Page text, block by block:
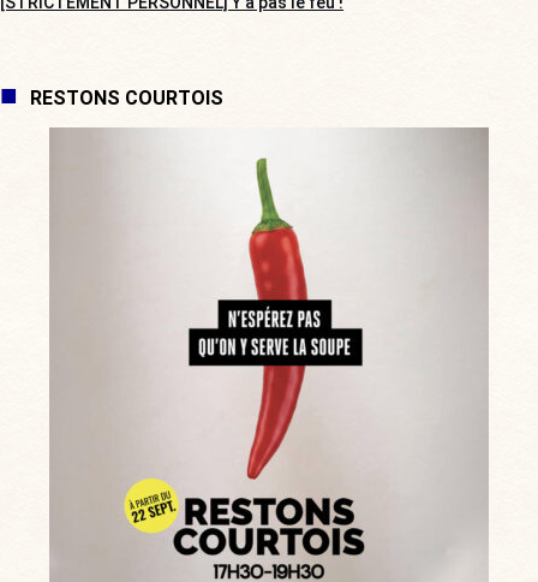
RESTONS COURTOIS